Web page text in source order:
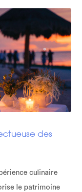
des
culinaire
le patrimoine